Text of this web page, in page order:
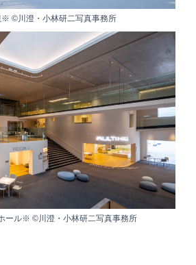
※ ©川澄・小林研二写真事務所
ール※ ©川澄・小林研二写真事務所